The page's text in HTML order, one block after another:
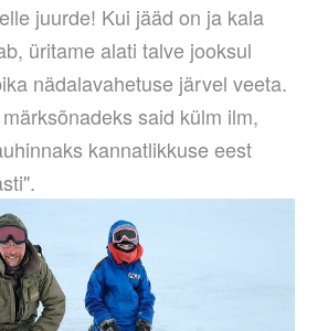
juurde! Kui jääd on ja kala
üritame alati talve jooksul
nädalavahetuse järvel veeta.
said külm ilm,
kannatlikkuse eest